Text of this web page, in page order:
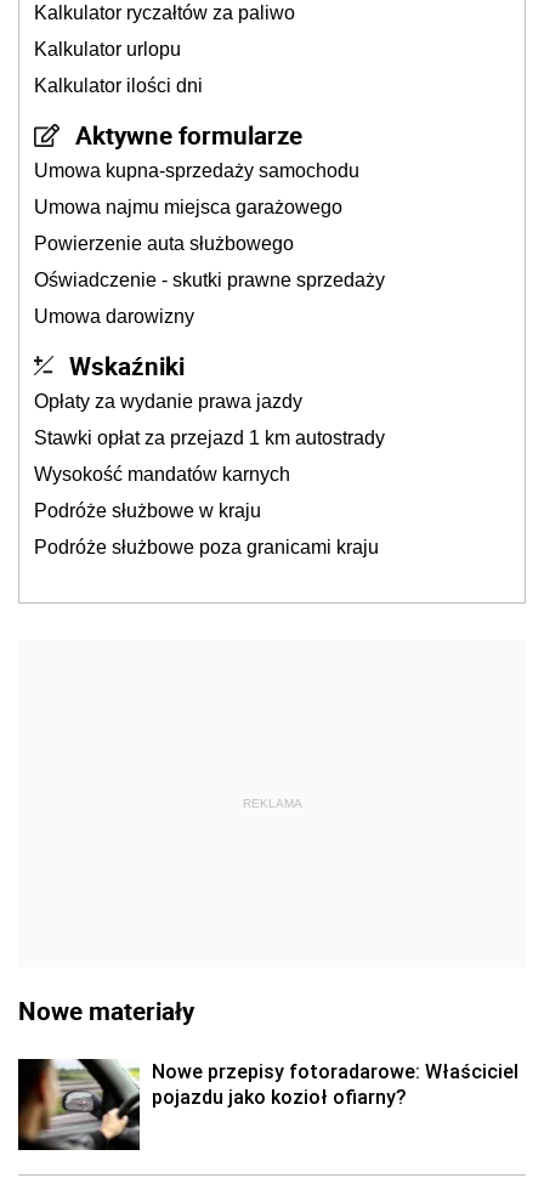
Kalkulator ryczałtów za paliwo
Kalkulator urlopu
Kalkulator ilości dni
Aktywne formularze
Umowa kupna-sprzedaży samochodu
Umowa najmu miejsca garażowego
Powierzenie auta służbowego
Oświadczenie - skutki prawne sprzedaży
Umowa darowizny
Wskaźniki
Opłaty za wydanie prawa jazdy
Stawki opłat za przejazd 1 km autostrady
Wysokość mandatów karnych
Podróże służbowe w kraju
Podróże służbowe poza granicami kraju
REKLAMA
Nowe materiały
Nowe przepisy fotoradarowe: Właściciel
pojazdu jako kozioł ofiarny?